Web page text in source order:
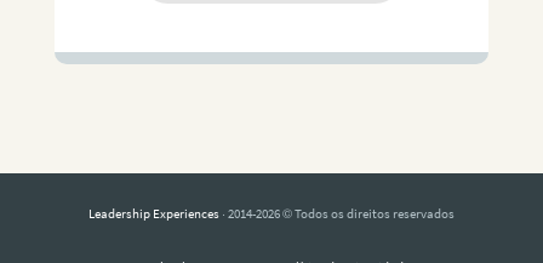
Leadership Experiences · 2014-2026 © Todos os direitos reservados